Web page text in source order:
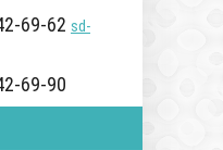
69-62 sd-
69-90